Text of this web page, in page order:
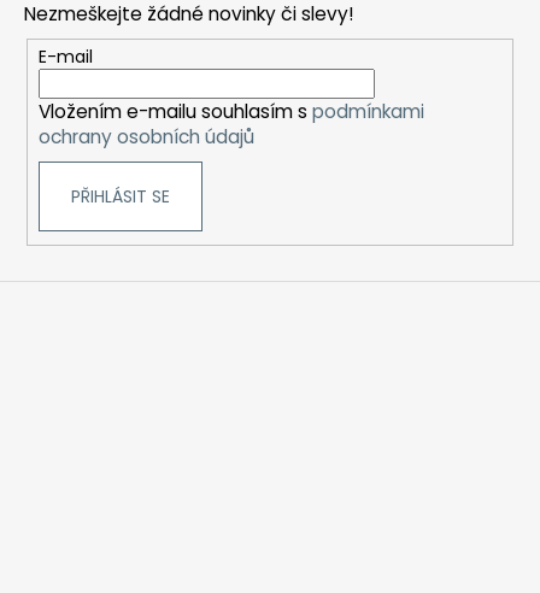
Nezmeškejte žádné novinky či slevy!
E-mail
Vložením e-mailu souhlasím s podmínkami
ochrany osobních údajů
PŘIHLÁSIT SE